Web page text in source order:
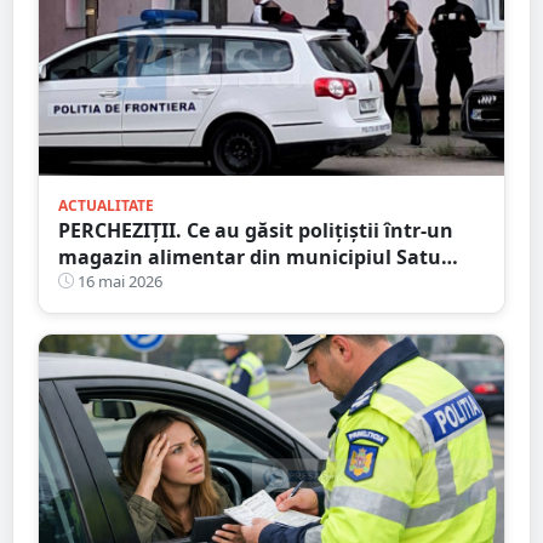
ACTUALITATE
PERCHEZIȚII. Ce au găsit polițiștii într-un
magazin alimentar din municipiul Satu
Mare
16 mai 2026